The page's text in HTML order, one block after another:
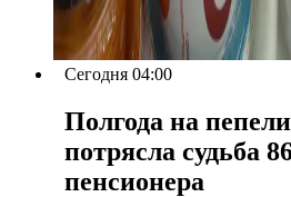
Сегодня 04:00
Полгода на
потрясла судьба
пенсионера